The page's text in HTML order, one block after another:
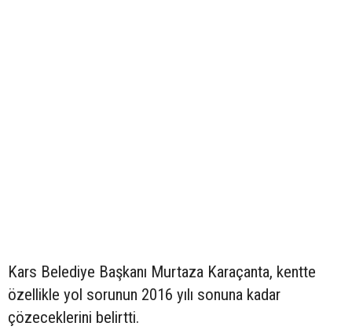
Kars Belediye Başkanı Murtaza Karaçanta, kentte
özellikle yol sorunun 2016 yılı sonuna kadar
çözeceklerini belirtti.